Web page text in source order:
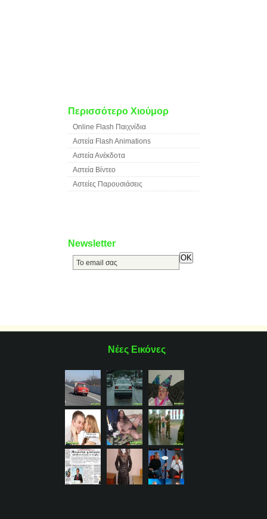
Περισσότερο Χιούμορ
Online Flash Παιχνίδια
Αστεία Flash Animations
Αστεία Ανέκδοτα
Αστεία Βίντεο
Αστείες Παρουσιάσεις
Newsletter
Νέες Εικόνες